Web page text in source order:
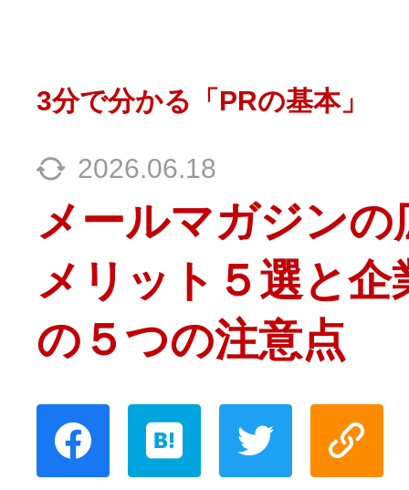
3分で分かる「PRの基本」
2026.06.18
メールマガジンの
メリット５選と企
の５つの注意点